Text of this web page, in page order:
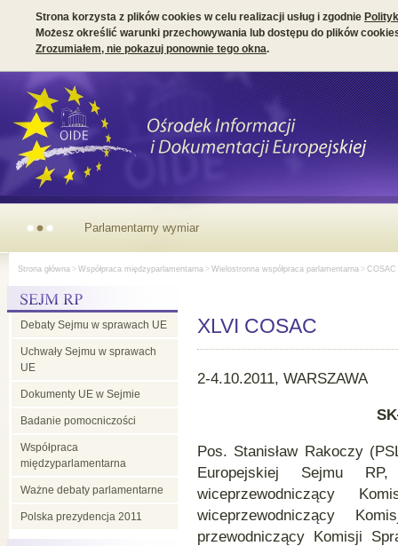
Strona korzysta z plików cookies w celu realizacji usług i zgodnie
Możesz określić warunki przechowywania lub dostępu do plików
Zrozumiałem, nie pokazuj ponownie tego okna.
Parlamentarny wymiar prezydencji irlandzkiej w Radzie UE
Strona główna > Współpraca międzyparlamentarna > Wielostronna współpraca parlamentarna > COSAC
Debaty Sejmu w sprawach UE
Uchwały Sejmu w sprawach
UE
Dokumenty UE w Sejmie
Badanie pomocniczości
Współpraca
międzyparlamentarna
Ważne debaty parlamentarne
Polska prezydencja 2011
XLVI COSAC
2-4.10.2011, WARSZAWA
Pos. Stanisław Rakoczy
Europejskiej Sejmu
wiceprzewodniczący
wiceprzewodniczący
przewodniczący Komisji